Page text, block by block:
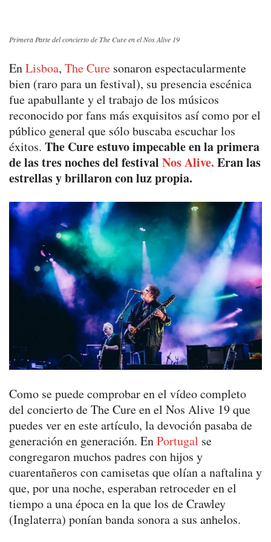
Primera Parte del concierto de The Cure en el Nos Alive 19
EnLisboa, The Cure sonaron espectacularmente
bien (raro para un festival), su presencia escénica
fue apabullante y el trabajo de los músicos
reconocido por fans más exquisitos así como por el
público general que sólo buscaba escuchar los
éxitos. The Cure estuvo impecable en la primera
de las tres noches del festival Nos Alive. Eran las
estrellas y brillaron con luz propia.
Como se puede comprobar en el vídeo completo
del concierto de The Cure en el Nos Alive 19 que
puedes ver en este artículo, la devoción pasaba de
generación en generación. EnPortugal se
congregaron muchos padres con hijos y
cuarentañeros con camisetas que olían a naftalina y
que, por una noche, esperaban retroceder en el
tiempo a una época en la que los de Crawley
(Inglaterra) ponían banda sonora a sus anhelos.